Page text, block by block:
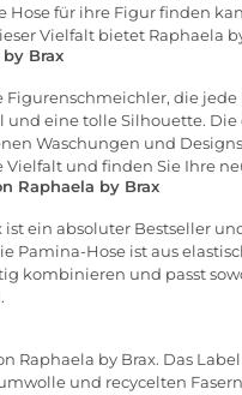
Hose für ihre Figur finden
Vielfalt bietet Raphaela
Brax
Figurenschmeichler, die
und eine tolle Silhouette.
Waschungen und
und finden Sie Ihre
Raphaela by Brax
ist ein absoluter Bestseller
Pamina-Hose ist aus
kombinieren und passt
Raphaela by Brax. Das
und recycelten